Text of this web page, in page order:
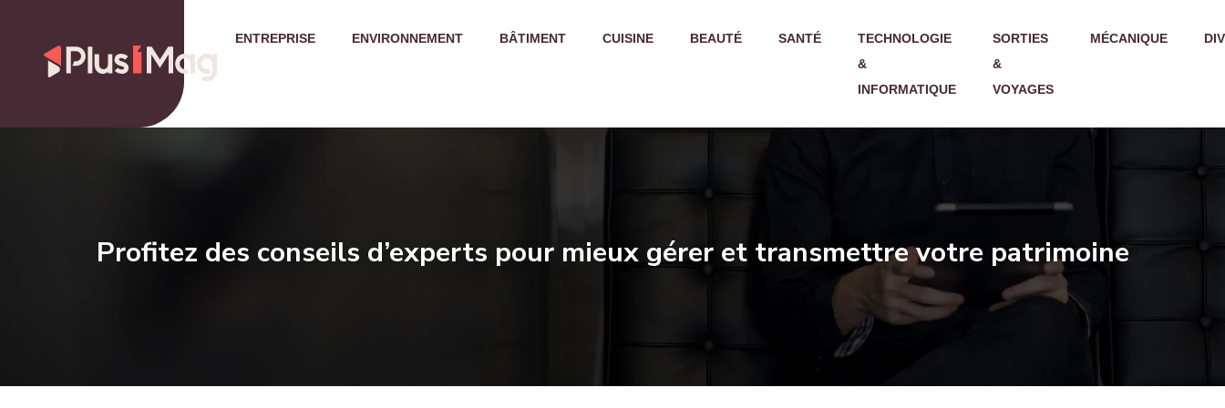
ENTREPRISE ENVIRONNEMENT BÂTIMENT CUISINE BEAUTÉ SANTÉ
TECHNOLOGIE
&
INFORMATIQUE
SORTIES
&
VOYAGES
MÉCANIQUE
Profitez des conseils d’experts pour mieux gérer et transmettre votre patrimoine